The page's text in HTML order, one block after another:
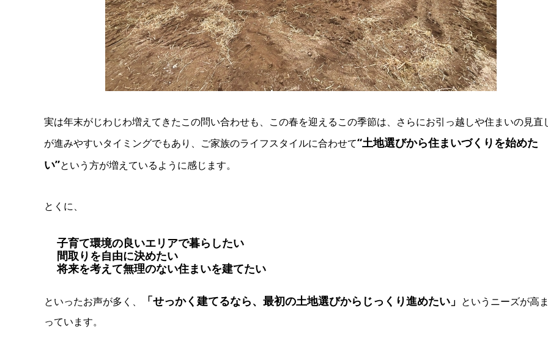
実は年末がじわじわ増えてきたこの問い合わせも、この春を迎えるこの季節は、さらにお引っ越しや住まいの見直
が進みやすいタイミングでもあり、ご家族のライフスタイルに合わせて“土地選びから住まいづくりを始めた
い”という方が増えているように感じます。
とくに、
子育て環境の良いエリアで暮らしたい
間取りを自由に決めたい
将来を考えて無理のない住まいを建てたい
といったお声が多く、 「せっかく建てるなら、最初の土地選びからじっくり進めたい」 というニーズが高ま
っています。